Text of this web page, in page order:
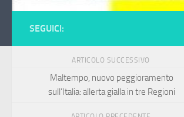
SEGUICI:
ARTICOLO SUCCESSIVO
Maltempo, nuovo peggioramento
sull’Italia: allerta gialla in tre Regioni